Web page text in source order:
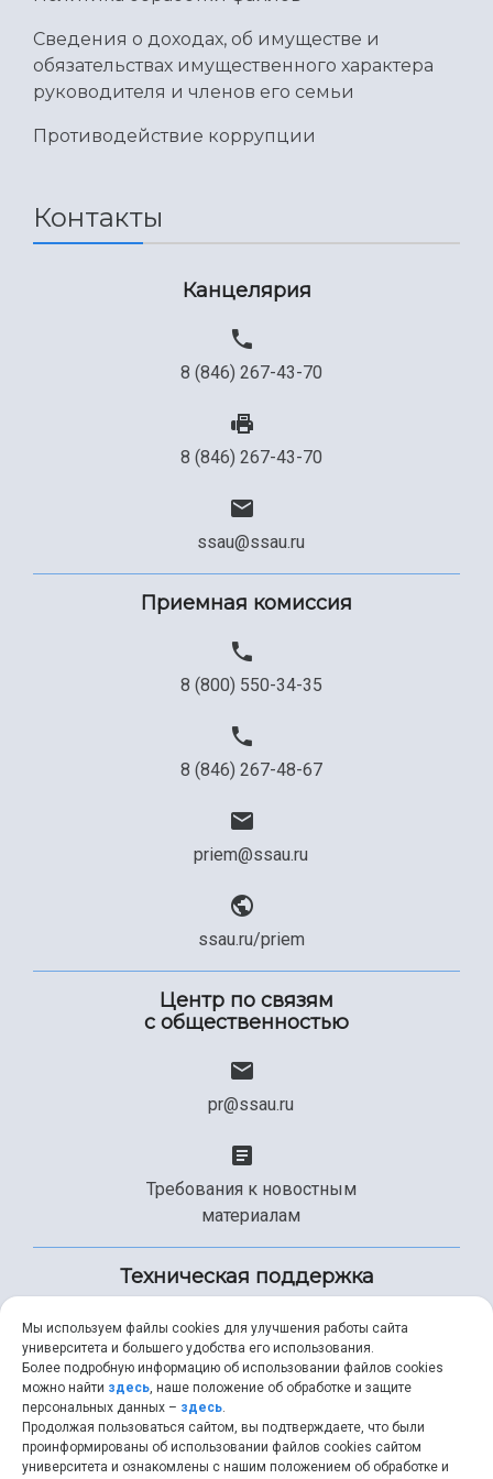
Сведения об образовательной организации
Официальные документы
Сведения о доходах, об имуществе и
обязательствах имущественного характера
руководителя и членов его семьи
Противодействие коррупции
Контакты
Канцелярия
8 (846) 267-43-70
8 (846) 267-43-70
ssau@ssau.ru
Приемная комиссия
8 (800) 550-34-35
8 (846) 267-48-67
priem@ssau.ru
ssau.ru/priem
Центр по связям
с общественностью
pr@ssau.ru
Требования к новостным
материалам
Техническая поддержка
+7 (846) 267-49-99
help@ssau.ru
Мы используем файлы cookies для улучшения работы сайта
университета и большего удобства его использования.
Более подробную информацию об использовании файлов cookies
можно найти здесь, наше положение об обработке и защите
персональных данных – здесь.
Продолжая пользоваться сайтом, вы подтверждаете, что были
проинформированы об использовании файлов cookies сайтом
университета и ознакомлены с нашим положением об обработке и